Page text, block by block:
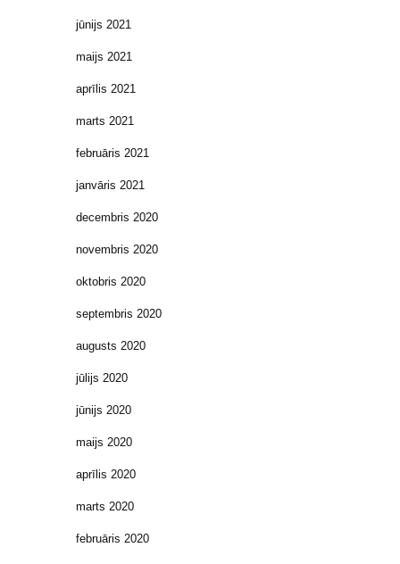
jūnijs 2021
maijs 2021
aprīlis 2021
marts 2021
februāris 2021
janvāris 2021
decembris 2020
novembris 2020
oktobris 2020
septembris 2020
augusts 2020
jūlijs 2020
jūnijs 2020
maijs 2020
aprīlis 2020
marts 2020
februāris 2020